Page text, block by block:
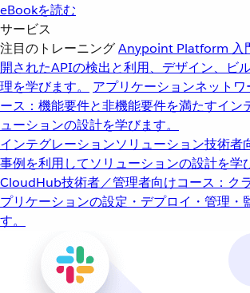
eBookを読む
サービス
注目のトレーニングAnypoint Platform 入
開されたAPIの検出と利用、デザイン、ビ
理を学びます。
アプリケーションネットワ
ース：機能要件と非機能要件を満たすイン
ューションの設計を学びます。
インテグレーションソリューション技術者
事例を利用してソリューションの設計を学
CloudHub技術者／管理者向けコース：ク
プリケーションの設定・デプロイ・管理・
す。